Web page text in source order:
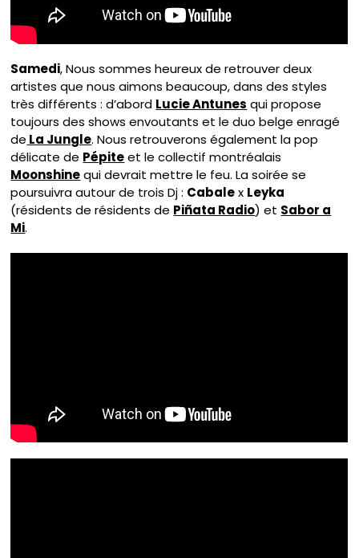
Samedi, Nous sommes heureux de retrouver deux
artistes que nous aimons beaucoup, dans des styles
très différents : d’abord Lucie Antunes qui propose
toujours des shows envoutants et le duo belge enragé
de La Jungle. Nous retrouverons également la pop
délicate de Pépiteet le collectif montréalais
Moonshinequi devrait mettre le feu. La soirée se
poursuivra autour de trois Dj : Cabalex Leyka
(résidents de résidents de Piñata Radio) et Sabor a
Mi.